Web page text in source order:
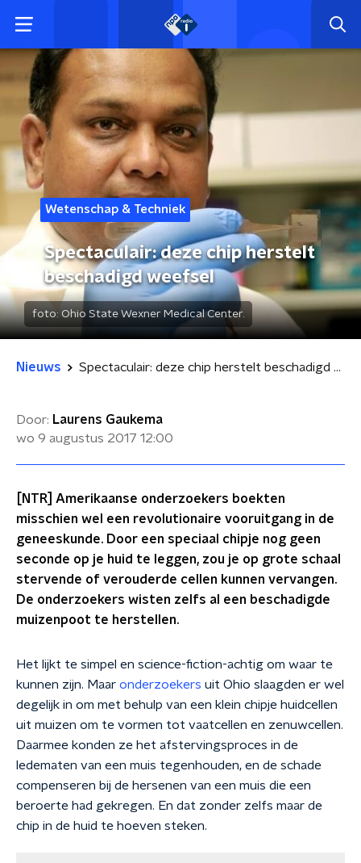
Wetenschap & Techniek
Spectaculair: deze chip herstelt
beschadigd weefsel
foto: Ohio State Wexner Medical Center.
Nieuws Spectaculair: deze chip herstelt beschadigd weefsel
Door: Laurens Gaukema
wo 9 augustus 2017 12:00
[NTR] Amerikaanse onderzoekers boekten
misschien wel een revolutionaire vooruitgang in de
geneeskunde. Door een speciaal chipje nog geen
seconde op je huid te leggen, zou je op grote schaal
stervende of verouderde cellen kunnen vervangen.
De onderzoekers wisten zelfs al een beschadigde
muizenpoot te herstellen.
Het lijkt te simpel en science-fiction-achtig om waar te
kunnen zijn. Maar onderzoekers uit Ohio slaagden er wel
degelijk in om met behulp van een klein chipje huidcellen
uit muizen om te vormen tot vaatcellen en zenuwcellen.
Daarmee konden ze het afstervingsproces in de
ledematen van een muis tegenhouden, en de schade
compenseren bij de hersenen van een muis die een
beroerte had gekregen. En dat zonder zelfs maar de
chip in de huid te hoeven steken.